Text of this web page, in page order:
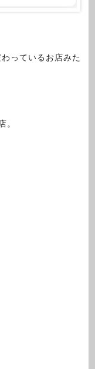
っているお店みた
。